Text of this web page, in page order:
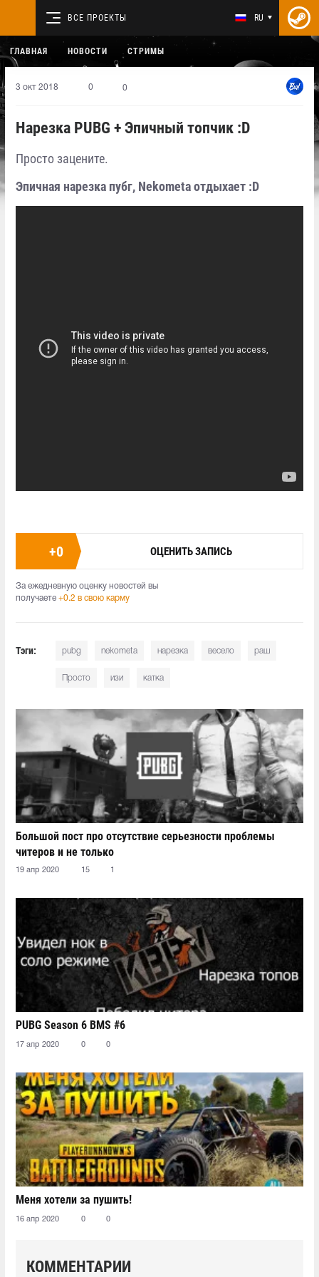
ВСЕ ПРОЕКТЫ RU
ГЛАВНАЯ НОВОСТИ СТРИМЫ
3 окт 2018 0 0
Нарезка PUBG + Эпичный топчик :D
Просто зацените.
Эпичная нарезка пубг, Nekometa отдыхает :D
+0 ОЦЕНИТЬ ЗАПИСЬ
За ежедневную оценку новостей вы
получаете +0.2 в свою карму
Тэги: pubg nekometa нарезка весело раш
Просто изи катка
Большой пост про отсутствие серьезности проблемы
читеров и не только
19 апр 2020 15 1
PUBG Season 6 BMS #6
17 апр 2020 0 0
Меня хотели за пушить!
16 апр 2020 0 0
КОММЕНТАРИИ